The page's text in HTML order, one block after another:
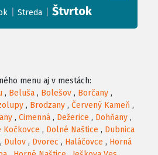
Streda Štvrtok
menu aj v mestách:
, Beluša , Bolešov , Borčany ,
, Brodzany , Červený Kameň ,
, Cimenná , Dežerice , Dohňany ,
Kočkovce , Dolné Naštice , Dubnica
, Dulov , Dvorec , Haláčovce , Horná